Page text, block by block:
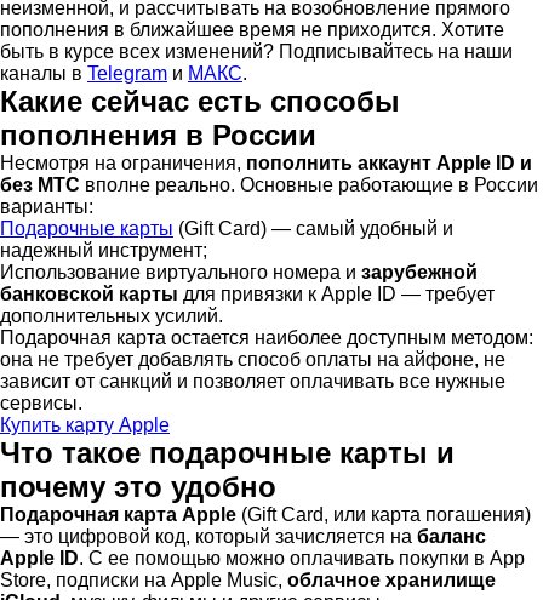
неизменной, и рассчитывать на возобновление прямого
пополнения в ближайшее время не приходится. Хотите
быть в курсе всех изменений? Подписывайтесь на наши
каналы в Telegram и МАКС.
Какие сейчас есть способы
пополнения в России
Несмотря на ограничения, пополнить аккаунт Apple ID и
без МТС вполне реально. Основные работающие в России
варианты:
Подарочные карты (Gift Card) — самый удобный и
надежный инструмент;
Использование виртуального номера и зарубежной
банковской карты для привязки к Apple ID — требует
дополнительных усилий.
Подарочная карта остается наиболее доступным методом:
она не требует добавлять способ оплаты на айфоне, не
зависит от санкций и позволяет оплачивать все нужные
сервисы.
Купить карту Apple
Что такое подарочные карты и
почему это удобно
Подарочная карта Apple (Gift Card, или карта погашения)
— это цифровой код, который зачисляется на баланс
Apple ID. С ее помощью можно оплачивать покупки в App
Store, подписки на Apple Music, облачное хранилище